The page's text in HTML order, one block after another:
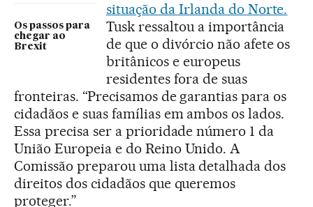
Os passos para
chegar ao
Brexit
situação da Irlanda do Norte.
Tusk ressaltou a importância
de que o divórcio não afete os
britânicos e europeus
residentes fora de suas
fronteiras. “Precisamos de garantias para os
cidadãos e suas famílias em ambos os lados.
Essa precisa ser a prioridade número 1 da
União Europeia e do Reino Unido. A
Comissão preparou uma lista detalhada dos
direitos dos cidadãos que queremos
proteger.”